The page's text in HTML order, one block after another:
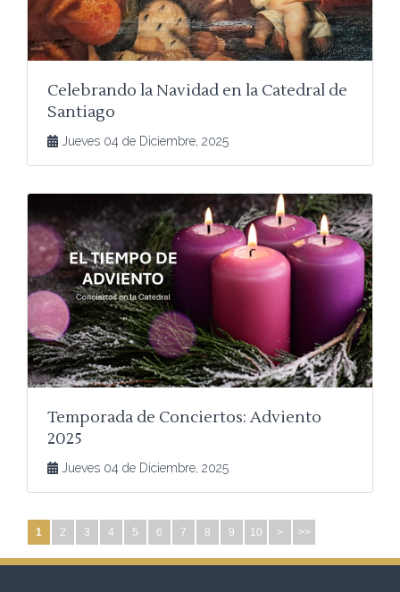
Celebrando la Navidad en la Catedral de
Santiago
Jueves 04 de Diciembre, 2025
Temporada de Conciertos: Adviento
2025
Jueves 04 de Diciembre, 2025
1 2 3 4 5 6 7 8 9 10 > >>